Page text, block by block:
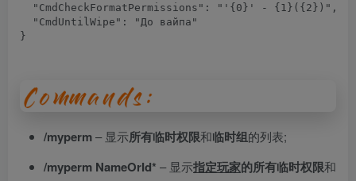
  "CmdCheckFormatPermissions": "'{0}' - {1}({2})",
  "CmdUntilWipe": "До вайпа"
}
/myperm– 显示所有临时权限和临时组的列表;
/myperm NameOrId* – 显示指定玩家的所有临时权限和